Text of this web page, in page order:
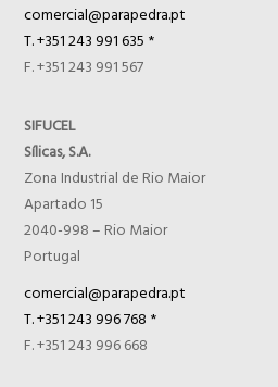
comercial@parapedra.pt
T. +351 243 991 635 *
F. +351 243 991 567
SIFUCEL
Sílicas, S.A.
Zona Industrial de Rio Maior
Apartado 15
2040-998 – Rio Maior
Portugal
comercial@parapedra.pt
T. +351 243 996 768 *
F. +351 243 996 668